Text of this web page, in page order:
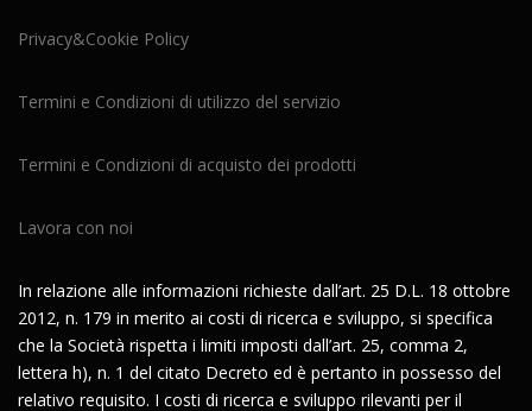
Privacy&Cookie Policy
Termini e Condizioni di utilizzo del servizio
Termini e Condizioni di acquisto dei prodotti
Lavora con noi
In relazione alle informazioni richieste dall’art. 25 D.L. 18 ottobre
2012, n. 179 in merito ai costi di ricerca e sviluppo, si specifica
che la Società rispetta i limiti imposti dall’art. 25, comma 2,
lettera h), n. 1 del citato Decreto ed è pertanto in possesso del
relativo requisito. I costi di ricerca e sviluppo rilevanti per il